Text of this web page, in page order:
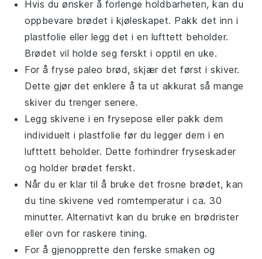
Hvis du ønsker å forlenge holdbarheten, kan du
oppbevare brødet i kjøleskapet. Pakk det inn i
plastfolie eller legg det i en lufttett beholder.
Brødet vil holde seg ferskt i opptil en uke.
For å frysepaleo brød, skjær det først i skiver.
Dette gjør det enklere å ta ut akkurat så mange
skiver du trenger senere.
Legg skivene i en frysepose eller pakk dem
individuelt i plastfolie før du legger dem i en
lufttett beholder. Dette forhindrer fryseskader
og holder brødet ferskt.
Når du er klar til å bruke det frosne brødet, kan
du tine skivene ved romtemperatur i ca. 30
minutter. Alternativt kan du bruke en brødrister
eller ovn for raskere tining.
For å gjenopprette den ferske smaken og